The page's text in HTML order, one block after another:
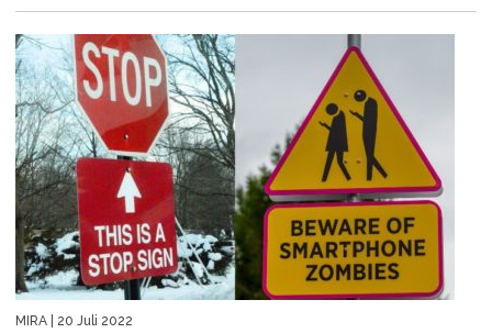
MIRA | 20 Juli 2022